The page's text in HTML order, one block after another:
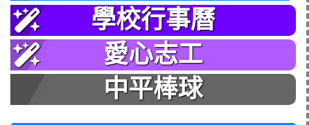
學校行事曆
愛心志工
中平棒球